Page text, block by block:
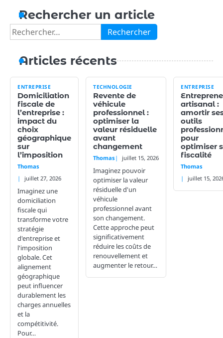
Rechercher un article
Rechercher :
Articles récents
ENTREPRISE
Domiciliation
fiscale de
l’entreprise :
impact du
choix
géographique
sur
l’imposition
Thomas
juillet 27, 2026
Imaginez une
domiciliation
fiscale qui
transforme votre
stratégie
d'entreprise et
l'imposition
globale. Cet
alignement
géographique
peut influencer
durablement les
charges annuelles
et la
compétitivité.
Pour…
TECHNOLOGIE
Revente de
véhicule
professionnel :
optimiser la
valeur résiduelle
avant
changement
Thomas juillet 15, 2026
Imaginez pouvoir
optimiser la valeur
résiduelle d'un
véhicule
professionnel avant
son changement.
Cette approche peut
significativement
réduire les coûts de
renouvellement et
augmenter le retour…
ENTREPRISE
artisanal :
amortir
outils
pour
optimiser
fiscalité
Thomas
juillet 15,